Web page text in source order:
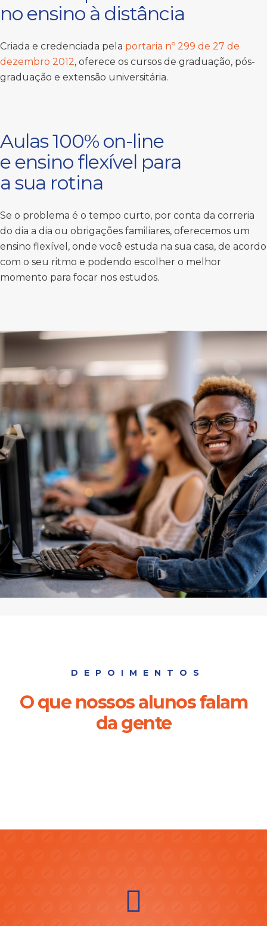
no ensino à distância
Criada e credenciada pela portaria nº 299 de 27 de
dezembro 2012, oferece os cursos de graduação, pós-
graduação e extensão universitária.
Aulas 100% on-line
e ensino flexível para
a sua rotina
Se o problema é o tempo curto, por conta da correria
do dia a dia ou obrigações familiares, oferecemos um
ensino flexível, onde você estuda na sua casa, de acordo
com o seu ritmo e podendo escolher o melhor
momento para focar nos estudos.
DEPOIMENTOS
O que nossos alunos falam
da gente